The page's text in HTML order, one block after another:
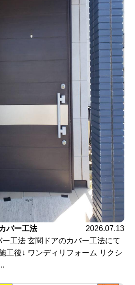
バー工法
2026.07.13
ー工法 玄関ドアのカバー工法にて
工後↓ ワンディリフォーム リクシ